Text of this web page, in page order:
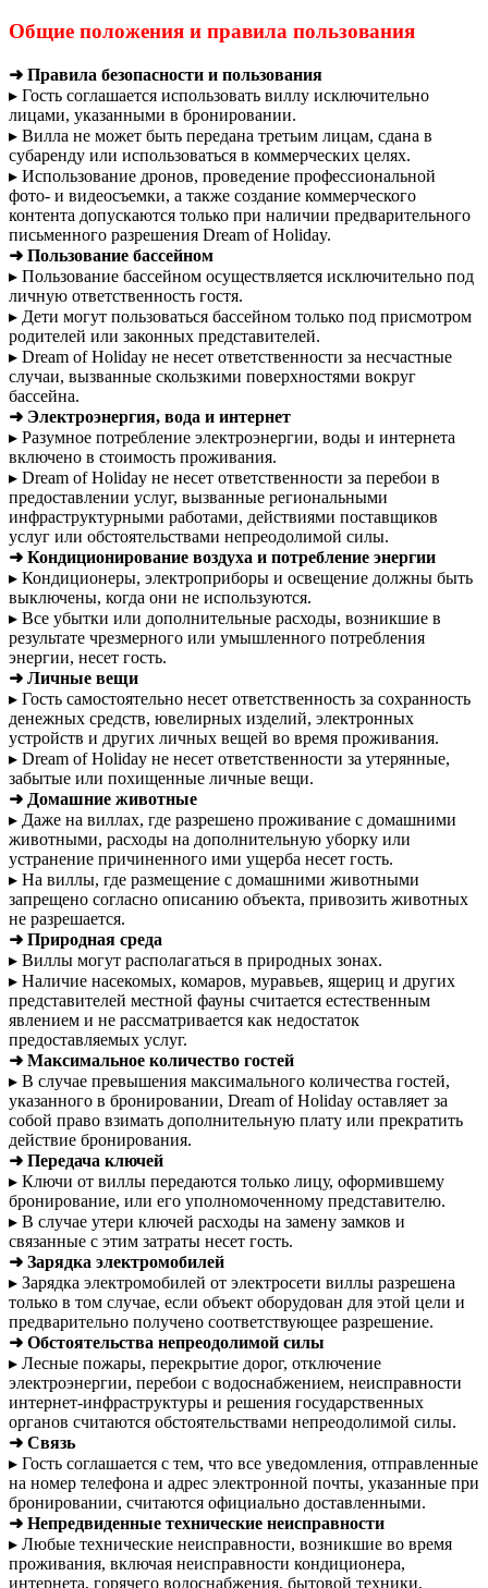
Общие положения и правила пользования
➜ Правила безопасности и пользования
▸ Гость соглашается использовать виллу исключительно
лицами, указанными в бронировании.
▸ Вилла не может быть передана третьим лицам, сдана в
субаренду или использоваться в коммерческих целях.
▸ Использование дронов, проведение профессиональной
фото- и видеосъемки, а также создание коммерческого
контента допускаются только при наличии предварительного
письменного разрешения Dream of Holiday.
➜ Пользование бассейном
▸ Пользование бассейном осуществляется исключительно под
личную ответственность гостя.
▸ Дети могут пользоваться бассейном только под присмотром
родителей или законных представителей.
▸ Dream of Holiday не несет ответственности за несчастные
случаи, вызванные скользкими поверхностями вокруг
бассейна.
➜ Электроэнергия, вода и интернет
▸ Разумное потребление электроэнергии, воды и интернета
включено в стоимость проживания.
▸ Dream of Holiday не несет ответственности за перебои в
предоставлении услуг, вызванные региональными
инфраструктурными работами, действиями поставщиков
услуг или обстоятельствами непреодолимой силы.
➜ Кондиционирование воздуха и потребление энергии
▸ Кондиционеры, электроприборы и освещение должны быть
выключены, когда они не используются.
▸ Все убытки или дополнительные расходы, возникшие в
результате чрезмерного или умышленного потребления
энергии, несет гость.
➜ Личные вещи
▸ Гость самостоятельно несет ответственность за сохранность
денежных средств, ювелирных изделий, электронных
устройств и других личных вещей во время проживания.
▸ Dream of Holiday не несет ответственности за утерянные,
забытые или похищенные личные вещи.
➜ Домашние животные
▸ Даже на виллах, где разрешено проживание с домашними
животными, расходы на дополнительную уборку или
устранение причиненного ими ущерба несет гость.
▸ На виллы, где размещение с домашними животными
запрещено согласно описанию объекта, привозить животных
не разрешается.
➜ Природная среда
▸ Виллы могут располагаться в природных зонах.
▸ Наличие насекомых, комаров, муравьев, ящериц и других
представителей местной фауны считается естественным
явлением и не рассматривается как недостаток
предоставляемых услуг.
➜ Максимальное количество гостей
▸ В случае превышения максимального количества гостей,
указанного в бронировании, Dream of Holiday оставляет за
собой право взимать дополнительную плату или прекратить
действие бронирования.
➜ Передача ключей
▸ Ключи от виллы передаются только лицу, оформившему
бронирование, или его уполномоченному представителю.
▸ В случае утери ключей расходы на замену замков и
связанные с этим затраты несет гость.
➜ Зарядка электромобилей
▸ Зарядка электромобилей от электросети виллы разрешена
только в том случае, если объект оборудован для этой цели и
предварительно получено соответствующее разрешение.
➜ Обстоятельства непреодолимой силы
▸ Лесные пожары, перекрытие дорог, отключение
электроэнергии, перебои с водоснабжением, неисправности
интернет-инфраструктуры и решения государственных
органов считаются обстоятельствами непреодолимой силы.
➜ Связь
▸ Гость соглашается с тем, что все уведомления, отправленные
на номер телефона и адрес электронной почты, указанные при
бронировании, считаются официально доставленными.
➜ Непредвиденные технические неисправности
▸ Любые технические неисправности, возникшие во время
проживания, включая неисправности кондиционера,
интернета, горячего водоснабжения, бытовой техники,